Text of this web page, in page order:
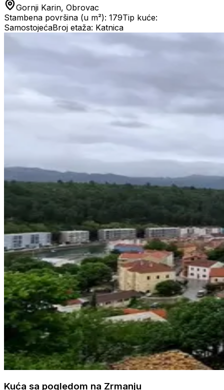
Gornji Karin, Obrovac
Stambena površina (u m²): 179Tip kuće:
SamostojećaBroj etaža: Katnica
Kuća sa pogledom na Zrmanju